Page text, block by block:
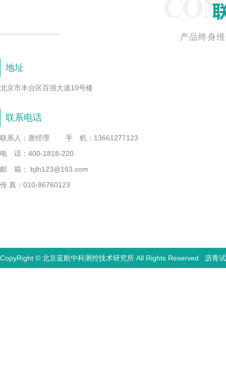
产品终身
地址
北京市丰台区百强大道10号楼
联系电话
联系人：唐经理
手 机：13661277123
电 话：400-1818-220
邮 箱： bjlh123@163.com
传 真：010-86760123
CopyRight © 北京蓝航中科测控技术研究所 All Rights Reserved 沥青